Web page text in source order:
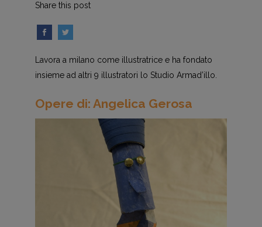
Share this post
Lavora a milano come illustratrice e ha fondato
insieme ad altri 9 illustratori lo Studio Armad’illo.
Opere di: Angelica Gerosa